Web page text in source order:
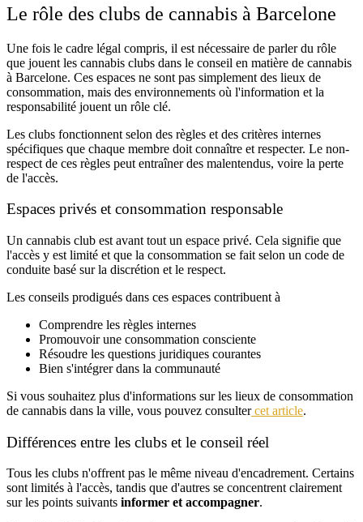
Le rôle des clubs de cannabis à Barcelone
Une fois le cadre légal compris, il est nécessaire de parler du rôle
que jouent les cannabis clubs dans le conseil en matière de cannabis
à Barcelone. Ces espaces ne sont pas simplement des lieux de
consommation, mais des environnements où l'information et la
responsabilité jouent un rôle clé.
Les clubs fonctionnent selon des règles et des critères internes
spécifiques que chaque membre doit connaître et respecter. Le non-
respect de ces règles peut entraîner des malentendus, voire la perte
de l'accès.
Espaces privés et consommation responsable
Un cannabis club est avant tout un espace privé. Cela signifie que
l'accès y est limité et que la consommation se fait selon un code de
conduite basé sur la discrétion et le respect.
Les conseils prodigués dans ces espaces contribuent à
Comprendre les règles internes
Promouvoir une consommation consciente
Résoudre les questions juridiques courantes
Bien s'intégrer dans la communauté
Si vous souhaitez plus d'informations sur les lieux de consommation
de cannabis dans la ville, vous pouvez consultercet article.
Différences entre les clubs et le conseil réel
Tous les clubs n'offrent pas le même niveau d'encadrement. Certains
sont limités à l'accès, tandis que d'autres se concentrent clairement
sur les points suivants informer et accompagner.